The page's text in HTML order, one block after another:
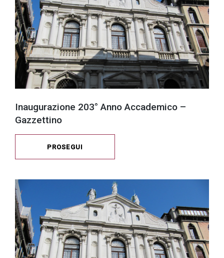
Inaugurazione 203° Anno Accademico –
Gazzettino
PROSEGUI